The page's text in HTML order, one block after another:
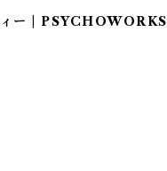
ィー | PSYCHOWORKS